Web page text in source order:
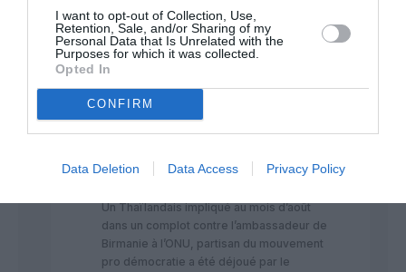
I want to opt-out of Collection, Use,
Retention, Sale, and/or Sharing of my
Personal Data that Is Unrelated with the
Purposes for which it was collected.
Opted In
CONFIRM
Data Deletion Data Access Privacy Policy
thaïlandais, donc la majorité de la planète.
Certains sont focalisés sur leur nombril, se
vexent facilement et refusent de voir
certaines vérités en face.
qu’on pense ! Une grande liberté !
La Thaïlande a beaucoup changé et pas en
bien, moins démocratique .
lèse majesté (qui déjà neutralise la
Un Thaïlandais impliqué au mois d’août
dans un complot contre l’ambassadeur de
Birmanie à l’ONU, partisan du mouvement
pro démocratie a été déjoué par le